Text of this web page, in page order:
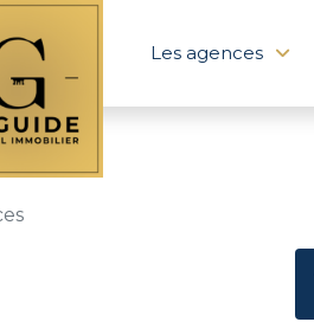
Les agences